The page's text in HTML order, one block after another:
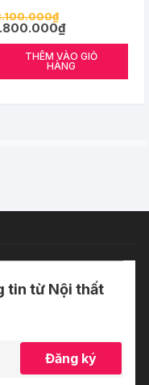
₫
₫
THÊM VÀO GIỎ
HÀNG
tin từ Nội thất
Đăng ký